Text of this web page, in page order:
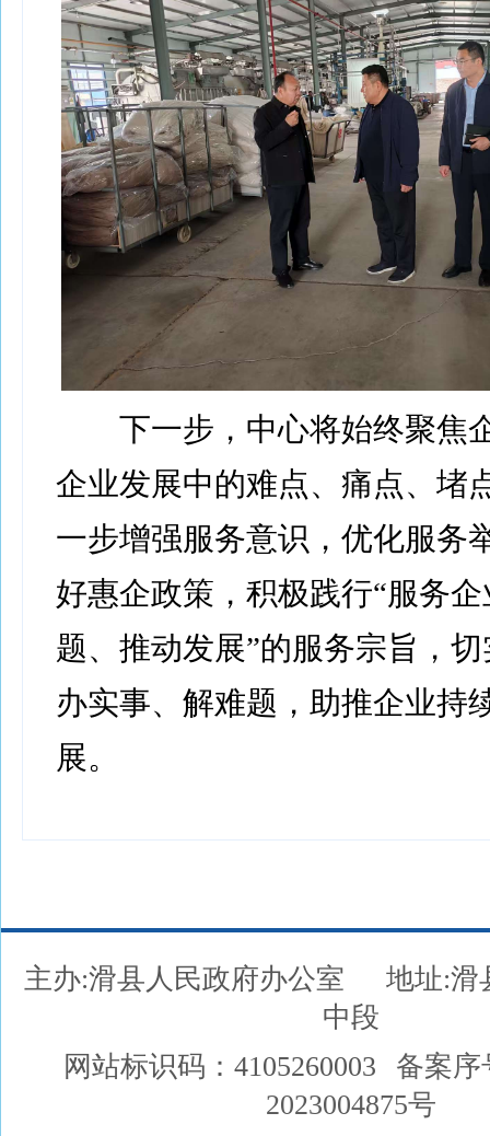
下一步，中心将始终聚焦
企业发展中的难点、痛点、堵
一步增强服务意识，优化服务
好惠企政策，积极践行“服务
题、推动发展”的服务宗旨，
办实事、解难题，助推企业持
展。
主办:滑县人民政府办公室
地址:滑
中段
网站标识码：4105260003
备案序
2023004875号